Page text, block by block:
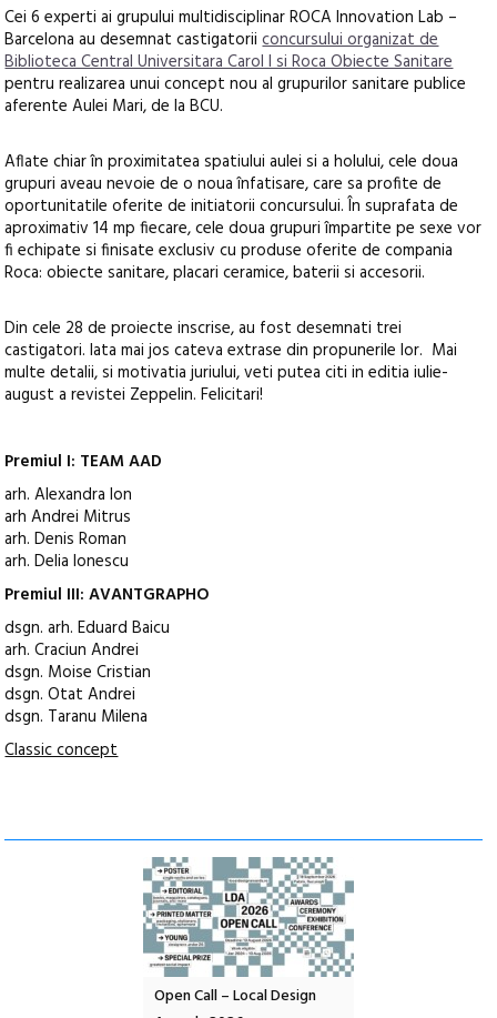
Cei 6 experti ai grupului multidisciplinar ROCA Innovation Lab –
Barcelona au desemnat castigatoriiconcursului organizat de
Biblioteca Central Universitara Carol I si Roca Obiecte Sanitare
pentru realizarea unui concept nou al grupurilor sanitare publice
aferente Aulei Mari, de la BCU.
Aflate chiar în proximitatea spatiului aulei si a holului, cele doua
grupuri aveau nevoie de o noua înfatisare, care sa profite de
oportunitatile oferite de initiatorii concursului. În suprafata de
aproximativ 14 mp fiecare, cele doua grupuri împartite pe sexe vor
fi echipate si finisate exclusiv cu produse oferite de compania
Roca: obiecte sanitare, placari ceramice, baterii si accesorii.
Din cele 28 de proiecte inscrise, au fost desemnati trei
castigatori. Iata mai jos cateva extrase din propunerile lor. Mai
multe detalii, si motivatia juriului, veti putea citi in editia iulie-
august a revistei Zeppelin. Felicitari!
Premiul I: TEAM AAD
arh. Alexandra Ion
arh Andrei Mitrus
arh. Denis Roman
arh. Delia Ionescu
Premiul III: AVANTGRAPHO
dsgn. arh. Eduard Baicu
arh. Craciun Andrei
dsgn. Moise Cristian
dsgn. Otat Andrei
dsgn. Taranu Milena
Classic concept
Open Call – Local Design